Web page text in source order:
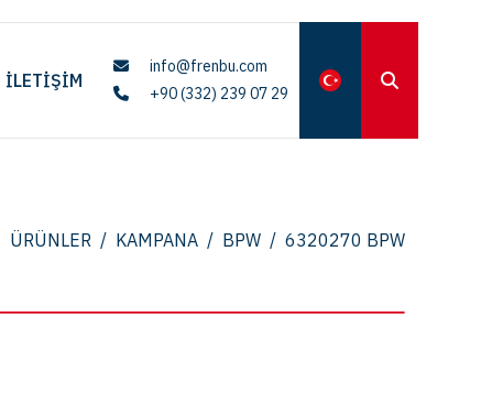
İLETIŞIM
info@frenbu.com
+90 (332) 239 07 29
ÜRÜNLER / KAMPANA / BPW / 6320270 BPW